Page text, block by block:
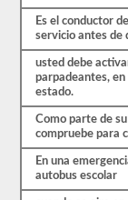
Las
leyes
y
regulaciones
pueden
cambiar
enormemente
entre
cada
estado,
por
favor
asegúrese
Es el conductor
servicio antes de
usted debe
parpadeantes,
estado.
Como parte de
compruebe para
En una
autobus escolar